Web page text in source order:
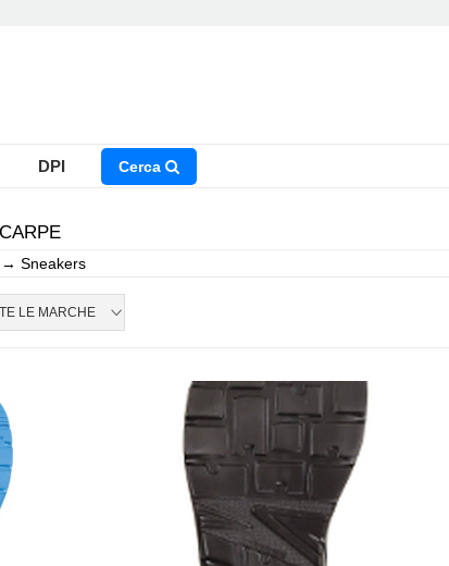
DPI Cerca
DEL PRODOTTO CHE STAI CERCANDO
→ Sneakers
LE MARCHE